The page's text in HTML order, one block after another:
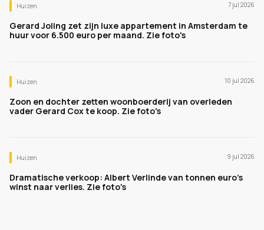
Huizen 7 jul 2026
Gerard Joling zet zijn luxe appartement in Amsterdam te
huur voor 6.500 euro per maand. Zie foto's
Huizen 10 jul 2026
Zoon en dochter zetten woonboerderij van overleden
vader Gerard Cox te koop. Zie foto's
Huizen 9 jul 2026
Dramatische verkoop: Albert Verlinde van tonnen euro's
winst naar verlies. Zie foto's